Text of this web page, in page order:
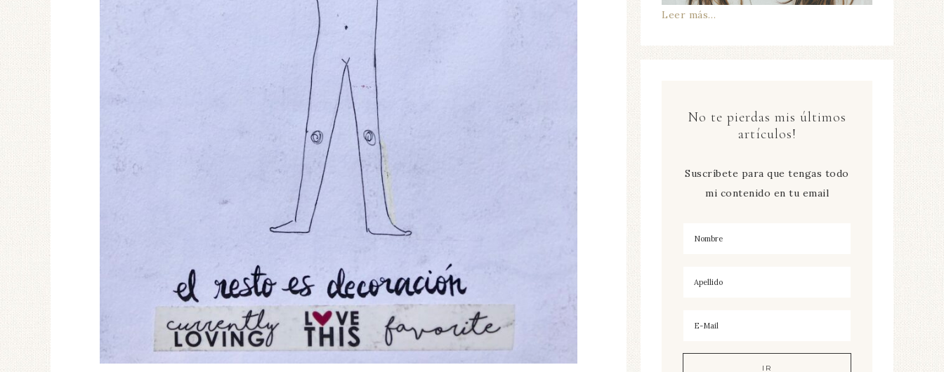
Leer más…
No te pierdas mis últimos
artículos!
Suscríbete para que tengas todo
mi contenido en tu email